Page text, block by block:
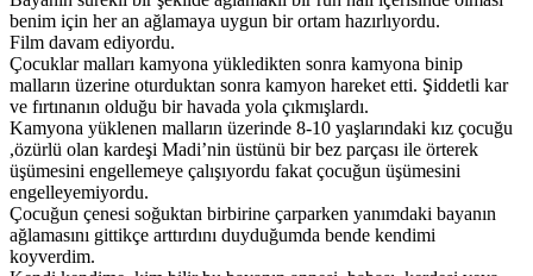
benim için her an ağlamaya uygun bir ortam hazırlıyordu.
Film davam ediyordu.
Çocuklar malları kamyona yükledikten sonra kamyona binip
malların üzerine oturduktan sonra kamyon hareket etti. Şiddetli kar
ve fırtınanın olduğu bir havada yola çıkmışlardı.
Kamyona yüklenen malların üzerinde 8-10 yaşlarındaki kız çocuğu
,özürlü olan kardeşi Madi’nin üstünü bir bez parçası ile örterek
üşümesini engellemeye çalışıyordu fakat çocuğun üşümesini
engelleyemiyordu.
Çocuğun çenesi soğuktan birbirine çarparken yanımdaki bayanın
ağlamasını gittikçe arttırdını duyduğumda bende kendimi
koyverdim.